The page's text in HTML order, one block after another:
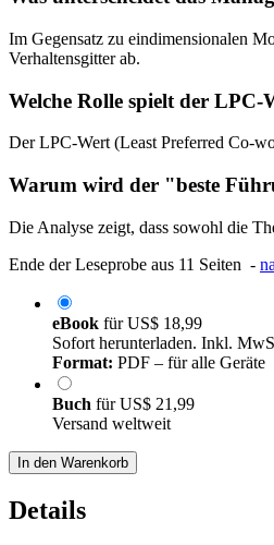
Im Gegensatz zu eindimensionalen
Verhaltensgitter ab.
Welche Rolle spielt der
Der LPC-Wert (Least Preferred Co-
Warum wird der "beste
Die Analyse zeigt, dass sowohl die
Ende der Leseprobe aus 11 Seiten -
eBook fürUS$ 18,99
Sofort herunterladen. Inkl.
Format: PDF – für alle Geräte
Buch fürUS$ 21,99
Versand weltweit
In den Warenkorb
Details